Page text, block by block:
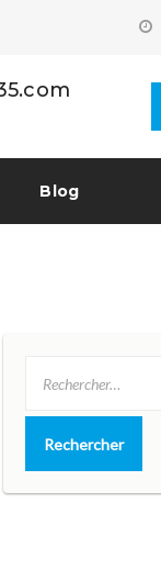
Blog